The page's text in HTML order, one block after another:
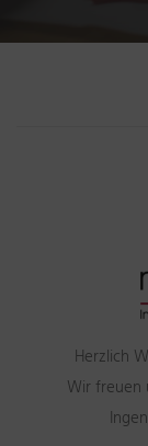
Herzlich
Wir freuen